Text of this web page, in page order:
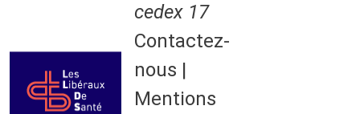
cedex 17
Contactez-
nous |
Mentions